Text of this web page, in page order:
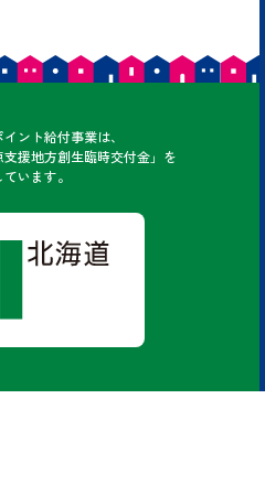
ント給付事業は、
援地方創生臨時交付金」を
います。